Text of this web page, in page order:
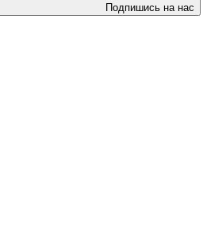
Подпишись на нас